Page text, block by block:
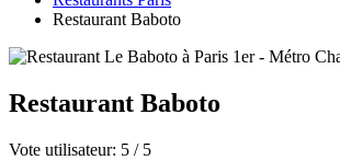
Restaurant Baboto
Restaurant Baboto
Vote utilisateur: 5 / 5